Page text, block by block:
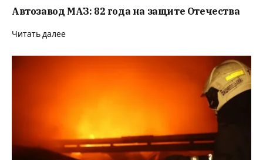
Автозавод МАЗ: 82 года на защите Отечества
Читать далее